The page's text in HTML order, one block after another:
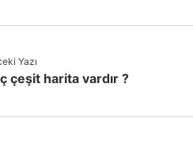
Yazı
çeşit harita vardır ?